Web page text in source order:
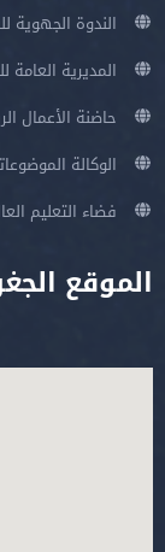
الندوة الجهوية
المديرية
حاضنة الأعمال
الوكالة
فضاء التعليم
الموقع